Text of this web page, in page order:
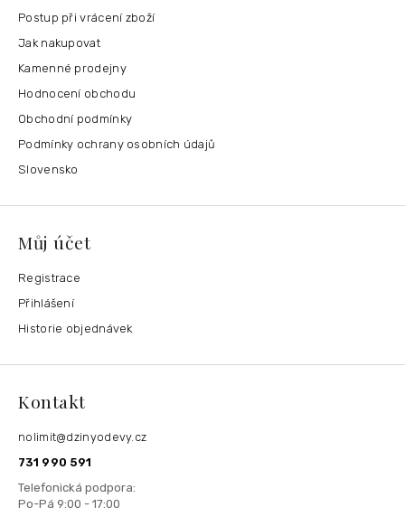
Postup při vrácení zboží
Jak nakupovat
Kamenné prodejny
Hodnocení obchodu
Obchodní podmínky
Podmínky ochrany osobních údajů
Slovensko
Můj účet
Registrace
Přihlášení
Historie objednávek
Kontakt
nolimit@dzinyodevy.cz
731 990 591